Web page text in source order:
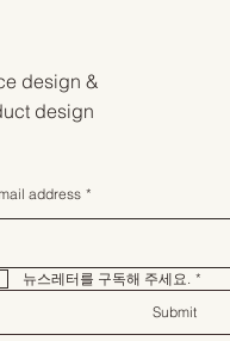
design &
design
address *
뉴스레터를 구독해 주세요.
*
Submit